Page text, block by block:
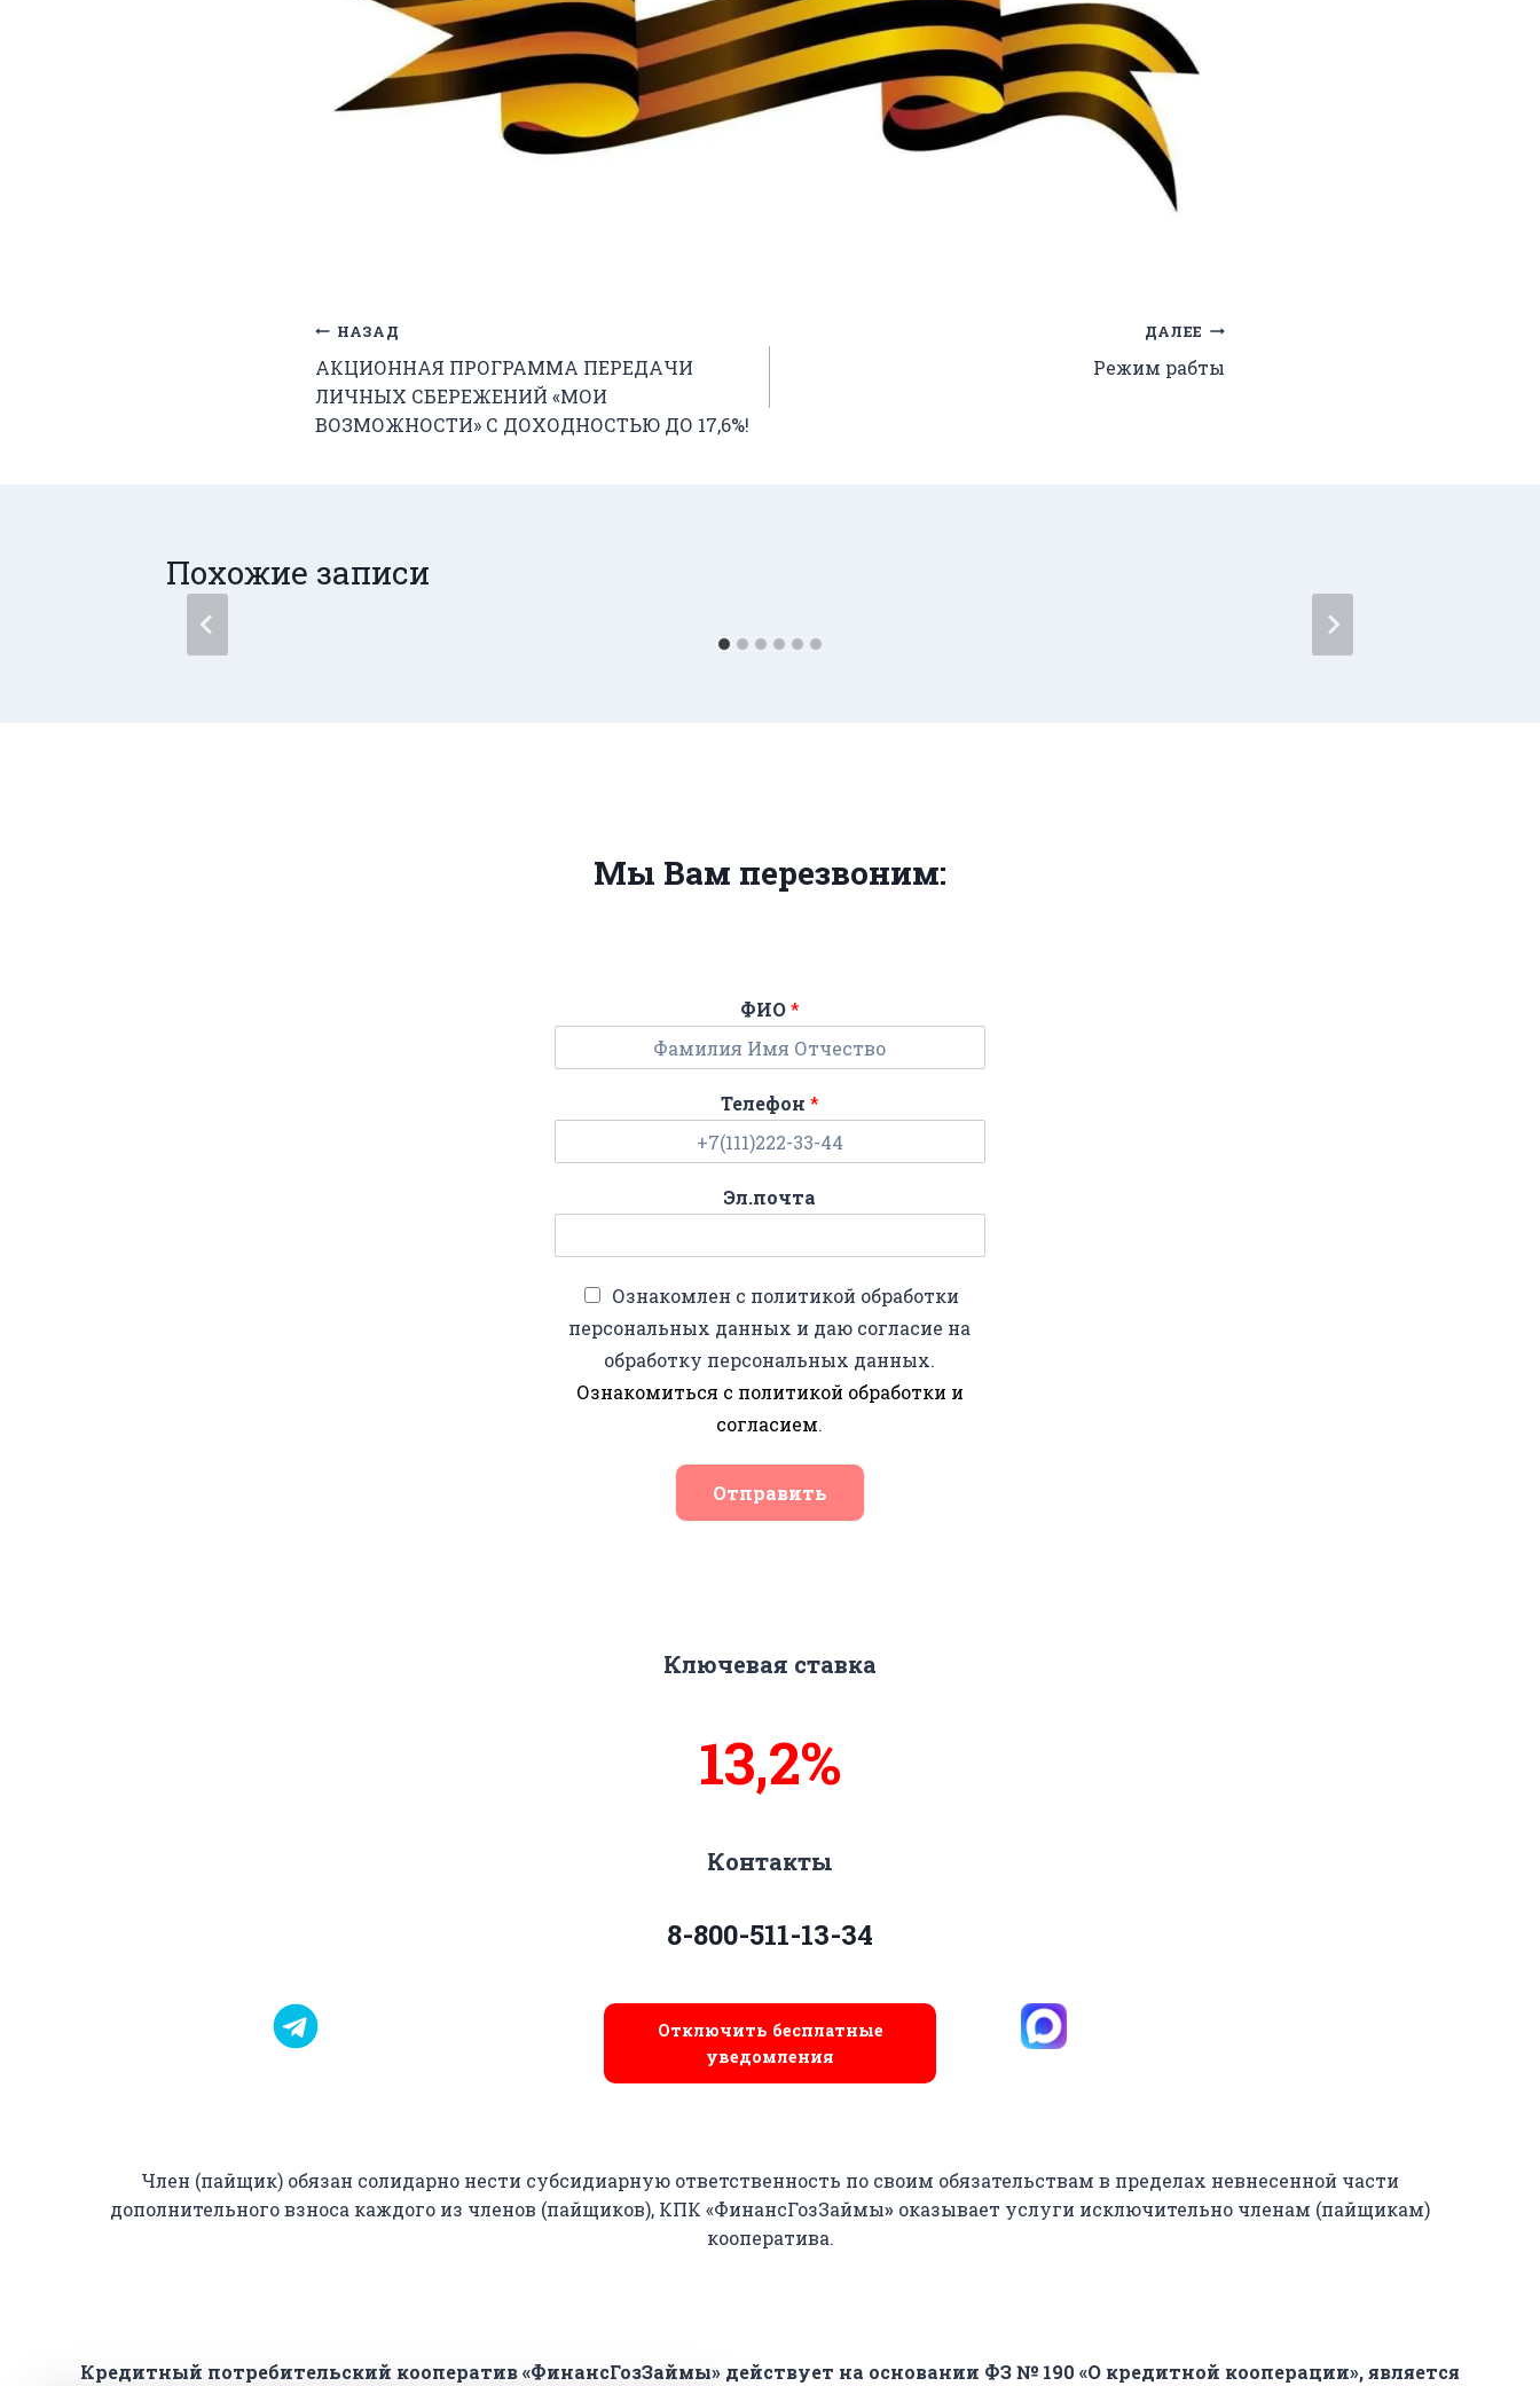
Навигация
по
записям
НАЗАД
АКЦИОННАЯ ПРОГРАММА ПЕРЕДАЧИ
ЛИЧНЫХ СБЕРЕЖЕНИЙ «МОИ
ВОЗМОЖНОСТИ» С ДОХОДНОСТЬЮ ДО 17,6%!
ДАЛЕЕ
Режим рабты
Похожие записи
Мы Вам перезвоним:
ФИО*
Телефон *
Эл.почта
Ознакомлен с политикой обработки
персональных данных и даю согласие на
обработку персональных данных.
Ознакомиться с политикой обработки и
согласием.
Отправить
Ключевая ставка
13,8%
Контакты
8-800-511-13-34
Отключить бесплатные
уведомления
Член (пайщик) обязан солидарно нести субсидиарную ответственность по своим обязательствам в пределах невнесенной части
дополнительного взноса каждого из членов (пайщиков), КПК «ФинансГозЗаймы» оказывает услуги исключительно членам (пайщикам)
кооператива.
Кредитный потребительский кооператив «ФинансГозЗаймы» действует на основании ФЗ № 190 «О кредитной кооперации», является